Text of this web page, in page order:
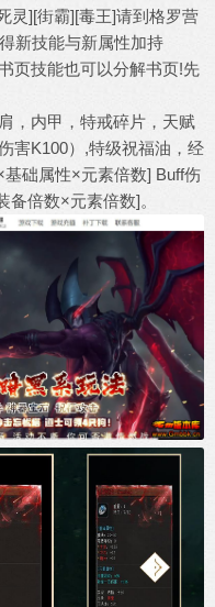
灵][街霸][毒王]请到格罗营
新技能与新属性加持
页技能也可以分解书页!先
，内甲，特戒碎片，天赋
害K100）,特级祝福油，经
础属性×元素倍数] Buff伤
倍数×元素倍数]。